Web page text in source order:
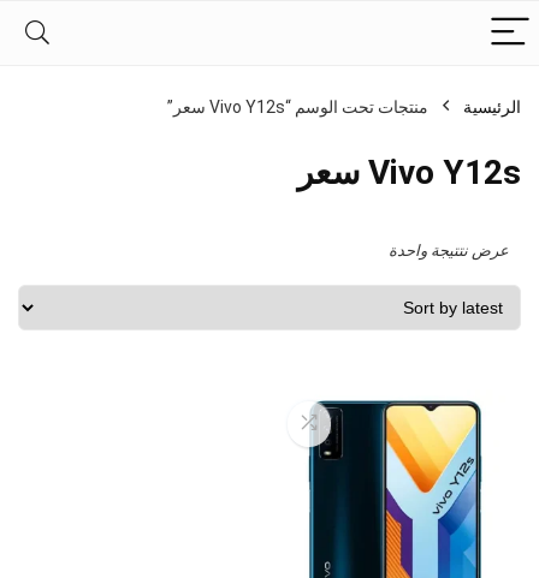
الرئيسية منتجات تحت الوسم “Vivo Y12s سعر”
Vivo Y12s سعر
عرض نتتيجة واحدة